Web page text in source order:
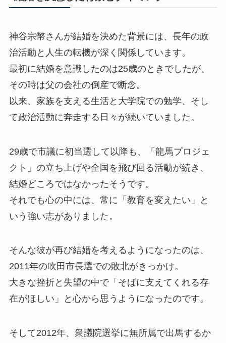
神谷宗幣さんが結婚を決めた背景には、長年の政
治活動と人生の転機が深く関係しています。
最初に結婚を意識したのは25歳のときでしたが、
その時は父の会社の倒産で断念。
以来、家族を支える生活と大学院での勉学、そし
て政治活動に奔走する日々が続いていました。
29歳で市議に初当選して以降も、「龍馬プロジェ
クト」の立ち上げや全国を飛び回る活動が続き、
結婚どころではなかったそうです。
それでも心の中には、常に「教育を変えたい」と
いう強い志がありました。
そんな彼が再び結婚を考えるようになったのは、
2011年の吹田市長選での敗北がきっかけ。
大きな挫折と失望の中で「そばに支えてくれる存
在がほしい」と心から思うようになったのです。
そして2012年、衆議院選挙に無所属で出馬するか